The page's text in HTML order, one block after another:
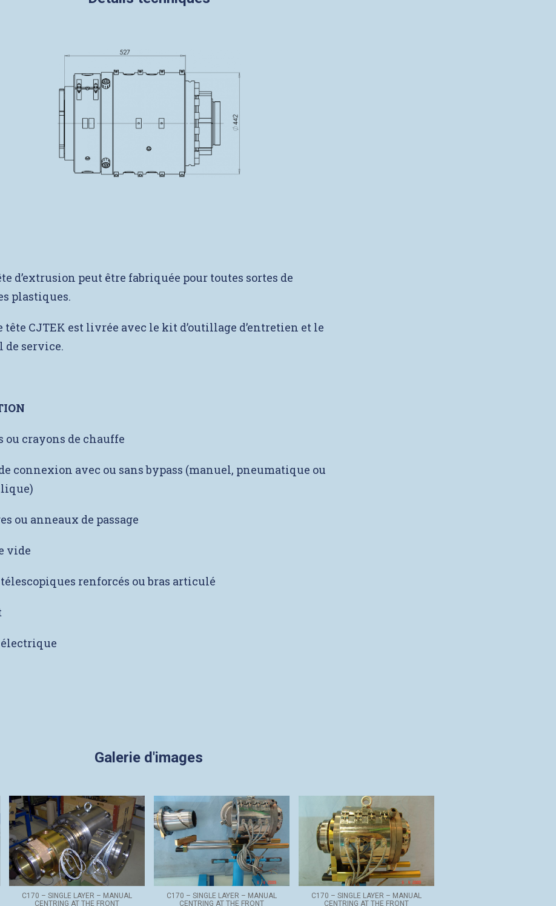
d’extrusion peut être fabriquée pour toutes sortes de
plastiques.
tête CJTEK est livrée avec le kit d’outillage d’entretien et le
de service.
ou crayons de chauffe
connexion avec ou sans bypass (manuel, pneumatique ou
ou anneaux de passage
vide
renforcés ou bras articulé
Galerie d'images
C170 – SINGLE LAYER – MANUAL
CENTRING AT THE FRONT
C170 – SINGLE LAYER – MANUAL
CENTRING AT THE FRONT
C170 – SINGLE LAYER – MANUAL
CENTRING AT THE FRONT